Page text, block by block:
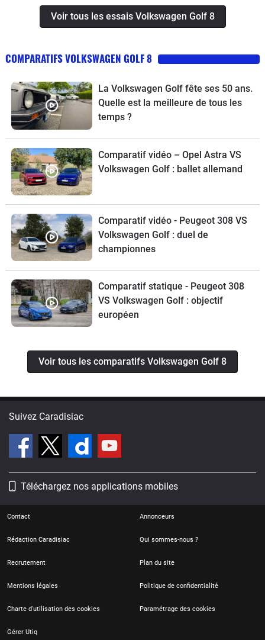
Voir tous les essais Volkswagen Golf 8
COMPARATIFS VOLKSWAGEN GOLF 8
La Volkswagen Golf fête ses 50 ans.
Quelle est la meilleure de tous les
temps ?
Comparatif vidéo – Opel Astra VS
Volkswagen Golf : ballet allemand
Comparatif vidéo - Peugeot 308 VS
Volkswagen Golf : duel de
championnes
Comparatif statique - Peugeot 308
VS Volkswagen Golf : objectif
européen
Voir tous les comparatifs Volkswagen Golf 8
Suivez Caradisiac
Téléchargez nos applications mobiles
Contact Annonceurs
Rédaction Caradisiac Qui sommes-nous ?
Recrutement Plan du site
Mentions légales Politique de confidentialité
Charte d'utilisation des cookies Paramétrage des cookies
Gérer Utiq